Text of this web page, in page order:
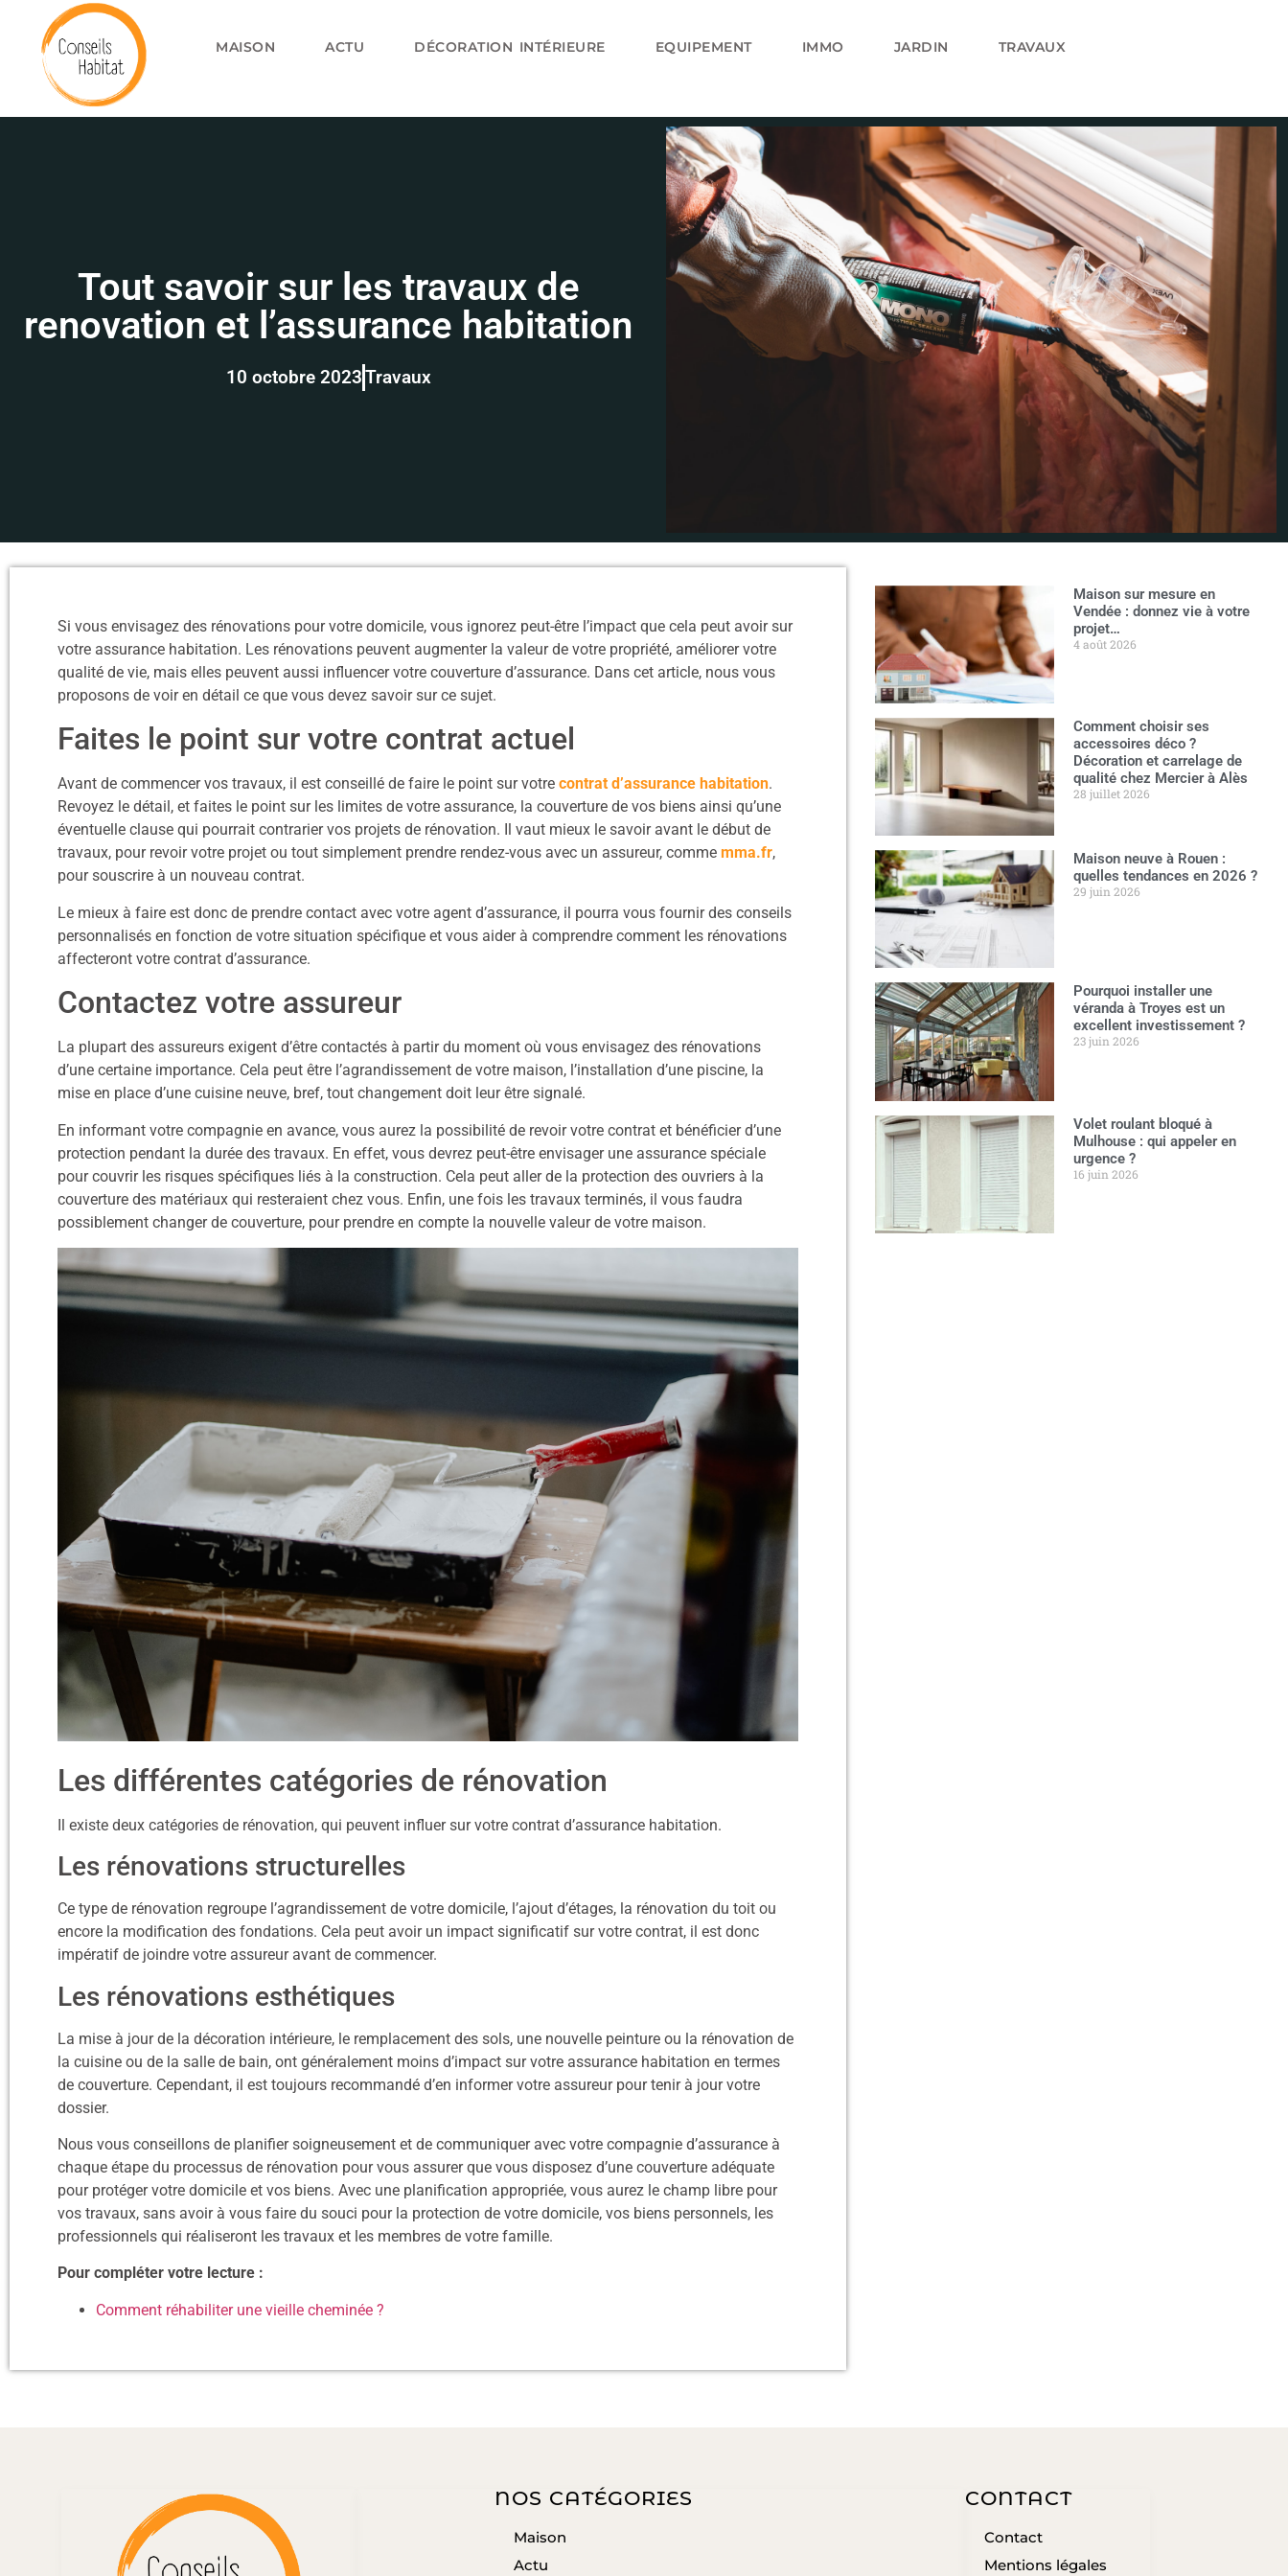
MAISON ACTU DÉCORATION INTÉRIEURE EQUIPEMENT IMMO JARDIN TRAVAUX
Tout savoir sur les travaux de
renovation et l’assurance habitation
10 octobre 2023Travaux
Si vous envisagez des rénovations pour votre domicile, vous ignorez peut-être l’impact que cela peut avoir sur
votre assurance habitation. Les rénovations peuvent augmenter la valeur de votre propriété, améliorer votre
qualité de vie, mais elles peuvent aussi influencer votre couverture d’assurance. Dans cet article, nous vous
proposons de voir en détail ce que vous devez savoir sur ce sujet.
Faites le point sur votre contrat actuel
Avant de commencer vos travaux, il est conseillé de faire le point sur votre contrat d’assurance habitation.
Revoyez le détail, et faites le point sur les limites de votre assurance, la couverture de vos biens ainsi qu’une
éventuelle clause qui pourrait contrarier vos projets de rénovation. Il vaut mieux le savoir avant le début de
travaux, pour revoir votre projet ou tout simplement prendre rendez-vous avec un assureur, comme mma.fr,
pour souscrire à un nouveau contrat.
Le mieux à faire est donc de prendre contact avec votre agent d’assurance, il pourra vous fournir des conseils
personnalisés en fonction de votre situation spécifique et vous aider à comprendre comment les rénovations
affecteront votre contrat d’assurance.
Contactez votre assureur
La plupart des assureurs exigent d’être contactés à partir du moment où vous envisagez des rénovations
d’une certaine importance. Cela peut être l’agrandissement de votre maison, l’installation d’une piscine, la
mise en place d’une cuisine neuve, bref, tout changement doit leur être signalé.
En informant votre compagnie en avance, vous aurez la possibilité de revoir votre contrat et bénéficier d’une
protection pendant la durée des travaux. En effet, vous devrez peut-être envisager une assurance spéciale
pour couvrir les risques spécifiques liés à la construction. Cela peut aller de la protection des ouvriers à la
couverture des matériaux qui resteraient chez vous. Enfin, une fois les travaux terminés, il vous faudra
possiblement changer de couverture, pour prendre en compte la nouvelle valeur de votre maison.
Les différentes catégories de rénovation
Il existe deux catégories de rénovation, qui peuvent influer sur votre contrat d’assurance habitation.
Les rénovations structurelles
Ce type de rénovation regroupe l’agrandissement de votre domicile, l’ajout d’étages, la rénovation du toit ou
encore la modification des fondations. Cela peut avoir un impact significatif sur votre contrat, il est donc
impératif de joindre votre assureur avant de commencer.
Les rénovations esthétiques
La mise à jour de la décoration intérieure, le remplacement des sols, une nouvelle peinture ou la rénovation de
la cuisine ou de la salle de bain, ont généralement moins d’impact sur votre assurance habitation en termes
de couverture. Cependant, il est toujours recommandé d’en informer votre assureur pour tenir à jour votre
dossier.
Nous vous conseillons de planifier soigneusement et de communiquer avec votre compagnie d’assurance à
chaque étape du processus de rénovation pour vous assurer que vous disposez d’une couverture adéquate
pour protéger votre domicile et vos biens. Avec une planification appropriée, vous aurez le champ libre pour
vos travaux, sans avoir à vous faire du souci pour la protection de votre domicile, vos biens personnels, les
professionnels qui réaliseront les travaux et les membres de votre famille.
Pour compléter votre lecture :
Comment réhabiliter une vieille cheminée ?
Maison sur mesure en
Vendée : donnez vie à votre
projet…
4 août 2026
Comment choisir ses
accessoires déco ?
Décoration et carrelage de
qualité chez Mercier à Alès
28 juillet 2026
Maison neuve à Rouen :
quelles tendances en 2026 ?
29 juin 2026
Pourquoi installer une
véranda à Troyes est un
excellent investissement ?
23 juin 2026
Volet roulant bloqué à
Mulhouse : qui appeler en
urgence ?
16 juin 2026
NOS CATÉGORIES
Maison
Actu
CONTACT
Contact
Mentions légales